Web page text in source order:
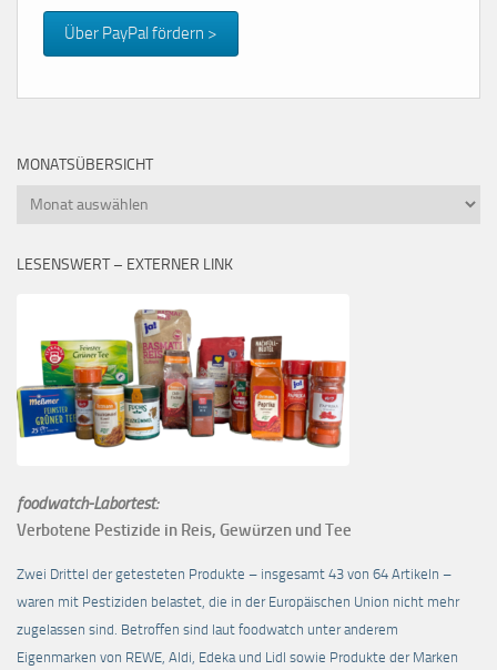
Über PayPal fördern >
MONATSÜBERSICHT
Monatsübersicht
LESENSWERT – EXTERNER LINK
foodwatch-Labortest:
Verbotene Pestizide in Reis, Gewürzen und Tee
Zwei Drittel der getesteten Produkte – insgesamt 43 von 64 Artikeln –
waren mit Pestiziden belastet, die in der Europäischen Union nicht mehr
zugelassen sind. Betroffen sind laut foodwatch unter anderem
Eigenmarken von REWE, Aldi, Edeka und Lidl sowie Produkte der Marken